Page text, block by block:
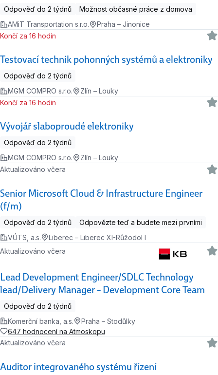
Odpověď do 2 týdnů
Možnost občasné práce z domova
AMiT Transportation s.r.o.
Praha – Jinonice
Testovací technik pohonných systémů a elektroniky
Končí za 16 hodin
Odpověď do 2 týdnů
MGM COMPRO s.r.o.
Zlín – Louky
Vývojář slaboproudé elektroniky
Končí za 16 hodin
Odpověď do 2 týdnů
MGM COMPRO s.r.o.
Zlín – Louky
Senior Microsoft Cloud & Infrastructure Engineer
(f/m)
Aktualizováno včera
Odpověď do 2 týdnů
Odpovězte teď a budete mezi prvními
VÚTS, a.s.
Liberec – Liberec XI-Růžodol I
Lead Development Engineer/SDLC Technology
lead/Delivery Manager – Development Core Team
Aktualizováno včera
Odpověď do 2 týdnů
Komerční banka, a.s.
Praha – Stodůlky
647 hodnocení na Atmoskopu
Auditor integrovaného systému řízení
Aktualizováno včera